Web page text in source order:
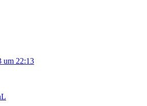
um 22:13